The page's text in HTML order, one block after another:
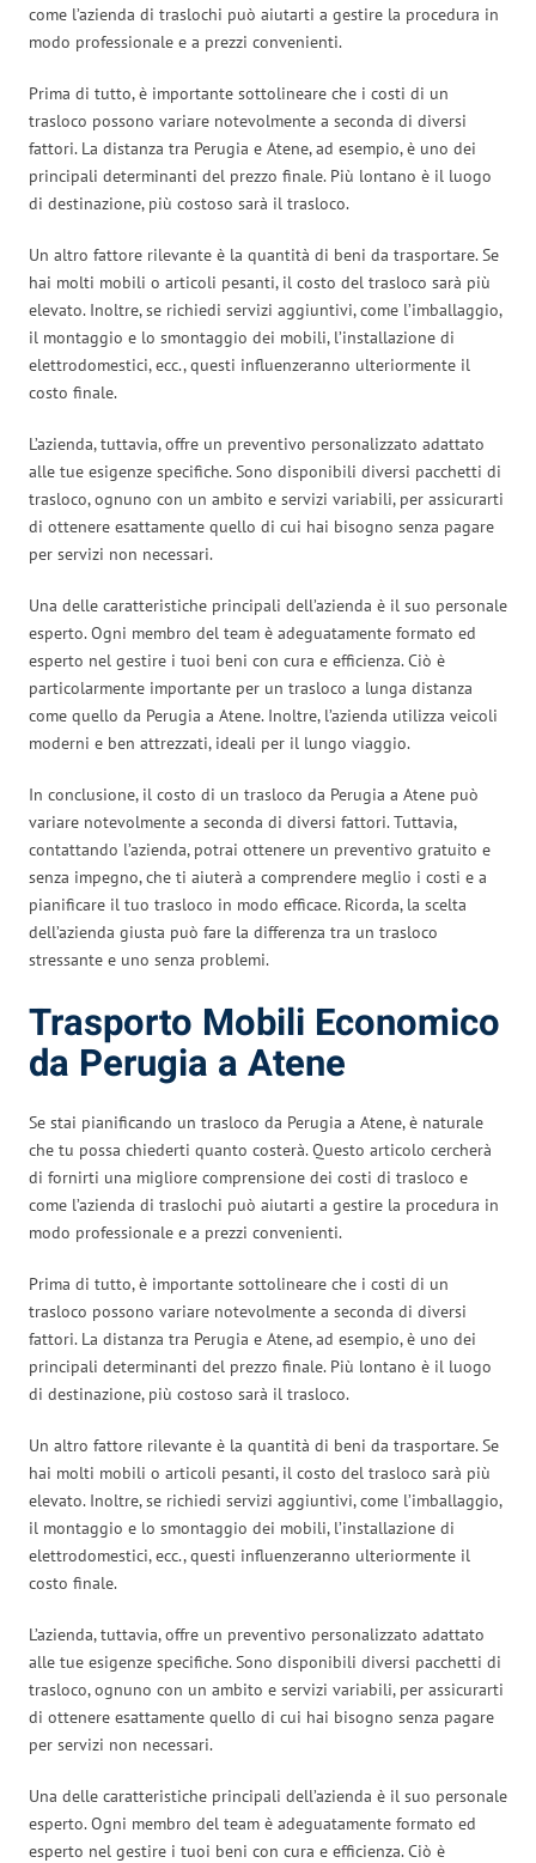
come l’azienda di traslochi può aiutarti a gestire la procedura in
modo professionale e a prezzi convenienti.
Prima di tutto, è importante sottolineare che i costi di un
trasloco possono variare notevolmente a seconda di diversi
fattori. La distanza tra Perugia e Atene, ad esempio, è uno dei
principali determinanti del prezzo finale. Più lontano è il luogo
di destinazione, più costoso sarà il trasloco.
Un altro fattore rilevante è la quantità di beni da trasportare. Se
hai molti mobili o articoli pesanti, il costo del trasloco sarà più
elevato. Inoltre, se richiedi servizi aggiuntivi, come l’imballaggio,
il montaggio e lo smontaggio dei mobili, l’installazione di
elettrodomestici, ecc., questi influenzeranno ulteriormente il
costo finale.
L’azienda, tuttavia, offre un preventivo personalizzato adattato
alle tue esigenze specifiche. Sono disponibili diversi pacchetti di
trasloco, ognuno con un ambito e servizi variabili, per assicurarti
di ottenere esattamente quello di cui hai bisogno senza pagare
per servizi non necessari.
Una delle caratteristiche principali dell’azienda è il suo personale
esperto. Ogni membro del team è adeguatamente formato ed
esperto nel gestire i tuoi beni con cura e efficienza. Ciò è
particolarmente importante per un trasloco a lunga distanza
come quello da Perugia a Atene. Inoltre, l’azienda utilizza veicoli
moderni e ben attrezzati, ideali per il lungo viaggio.
In conclusione, il costo di un trasloco da Perugia a Atene può
variare notevolmente a seconda di diversi fattori. Tuttavia,
contattando l’azienda, potrai ottenere un preventivo gratuito e
senza impegno, che ti aiuterà a comprendere meglio i costi e a
pianificare il tuo trasloco in modo efficace. Ricorda, la scelta
dell’azienda giusta può fare la differenza tra un trasloco
stressante e uno senza problemi.
Trasporto Mobili Economico
da Perugia a Atene
Se stai pianificando un trasloco da Perugia a Atene, è naturale
che tu possa chiederti quanto costerà. Questo articolo cercherà
di fornirti una migliore comprensione dei costi di trasloco e
come l’azienda di traslochi può aiutarti a gestire la procedura in
modo professionale e a prezzi convenienti.
Prima di tutto, è importante sottolineare che i costi di un
trasloco possono variare notevolmente a seconda di diversi
fattori. La distanza tra Perugia e Atene, ad esempio, è uno dei
principali determinanti del prezzo finale. Più lontano è il luogo
di destinazione, più costoso sarà il trasloco.
Un altro fattore rilevante è la quantità di beni da trasportare. Se
hai molti mobili o articoli pesanti, il costo del trasloco sarà più
elevato. Inoltre, se richiedi servizi aggiuntivi, come l’imballaggio,
il montaggio e lo smontaggio dei mobili, l’installazione di
elettrodomestici, ecc., questi influenzeranno ulteriormente il
costo finale.
L’azienda, tuttavia, offre un preventivo personalizzato adattato
alle tue esigenze specifiche. Sono disponibili diversi pacchetti di
trasloco, ognuno con un ambito e servizi variabili, per assicurarti
di ottenere esattamente quello di cui hai bisogno senza pagare
per servizi non necessari.
Una delle caratteristiche principali dell’azienda è il suo personale
esperto. Ogni membro del team è adeguatamente formato ed
esperto nel gestire i tuoi beni con cura e efficienza. Ciò è